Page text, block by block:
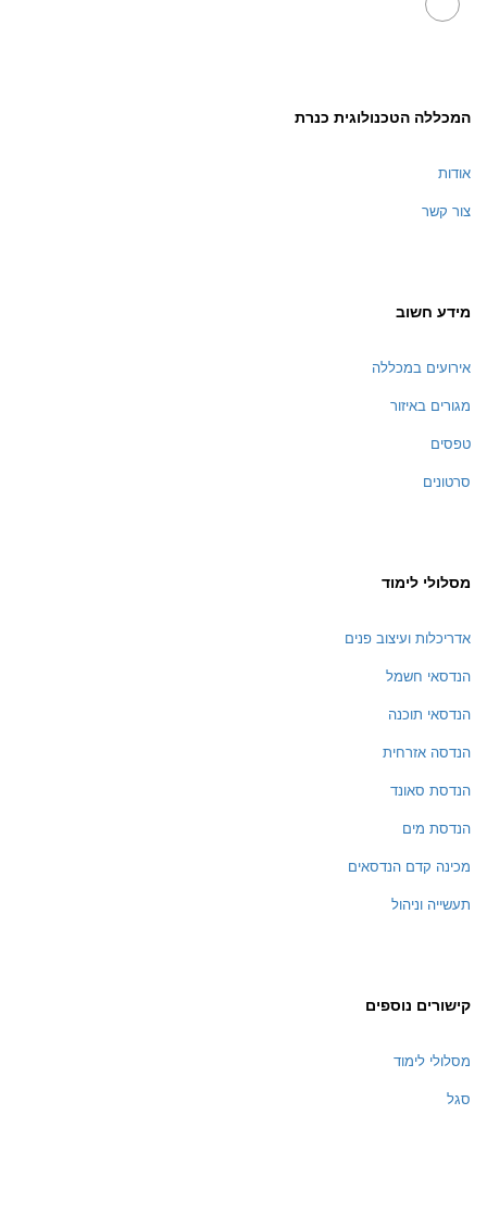
המכללה הטכנולוגית כנרת
אודות
צור קשר
מידע חשוב
אירועים במכללה
מגורים באיזור
טפסים
סרטונים
מסלולי לימוד
אדריכלות ועיצוב פנים
הנדסאי חשמל
הנדסאי תוכנה
הנדסה אזרחית
הנדסת סאונד
הנדסת מים
מכינה קדם הנדסאים
תעשייה וניהול
קישורים נוספים
מסלולי לימוד
סגל